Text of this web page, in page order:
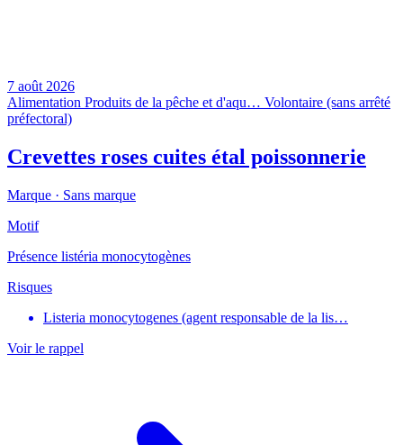
7 août 2026
Alimentation Produits de la pêche et d'aqu… Volontaire (sans arrêté
préfectoral)
Crevettes roses cuites étal poissonnerie
Marque · Sans marque
Motif
Présence listéria monocytogènes
Risques
Listeria monocytogenes (agent responsable de la lis…
Voir le rappel